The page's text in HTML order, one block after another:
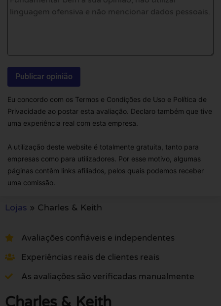
Eu concordo com os Termos e Condições de Uso e Política de
Privacidade ao postar esta avaliação. Declaro também que tive
uma experiência real com esta empresa.
A utilização deste website é totalmente gratuita, tanto para
empresas como para utilizadores. Por esse motivo, algumas
páginas contêm links afiliados, pelos quais podemos receber
uma comissão.
Lojas » Charles & Keith
Avaliações confiáveis e independentes
Experiências reais de clientes reais
As avaliações são verificadas manualmente
Charles & Keith